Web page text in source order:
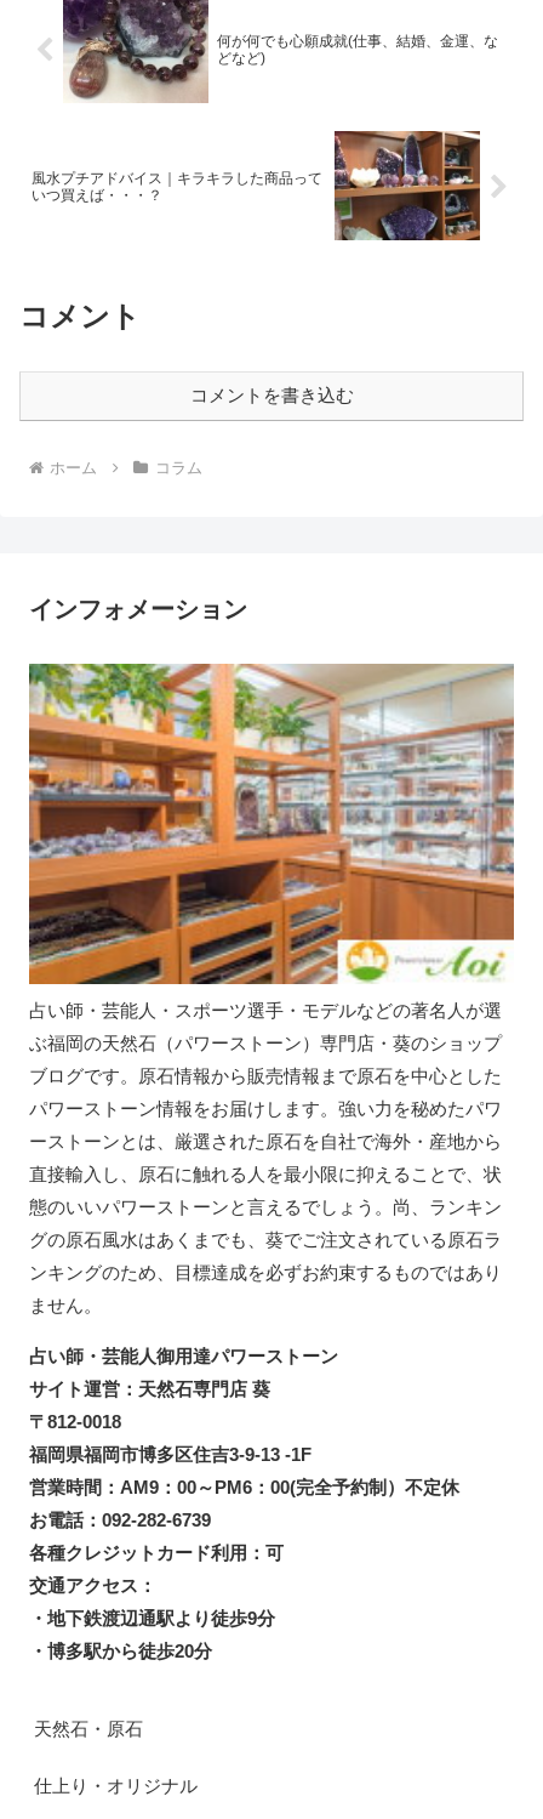
何が何でも心願成就(仕事、結婚、金運、な
どなど)
風水プチアドバイス｜キラキラした商品って
いつ買えば・・・？
コメント
コメントを書き込む
ホーム コラム
インフォメーション
占い師・芸能人・スポーツ選手・モデルなどの著名人が選
ぶ福岡の天然石（パワーストーン）専門店・葵のショップ
ブログです。原石情報から販売情報まで原石を中心とした
パワーストーン情報をお届けします。強い力を秘めたパワ
ーストーンとは、厳選された原石を自社で海外・産地から
直接輸入し、原石に触れる人を最小限に抑えることで、状
態のいいパワーストーンと言えるでしょう。尚、ランキン
グの原石風水はあくまでも、葵でご注文されている原石ラ
ンキングのため、目標達成を必ずお約束するものではあり
ません。
占い師・芸能人御用達パワーストーン
サイト運営：天然石専門店 葵
〒812-0018
福岡県福岡市博多区住吉3-9-13 -1F
営業時間：AM9：00～PM6：00(完全予約制）不定休
お電話：092-282-6739
各種クレジットカード利用：可
交通アクセス：
・地下鉄渡辺通駅より徒歩9分
・博多駅から徒歩20分
天然石・原石
仕上り・オリジナル